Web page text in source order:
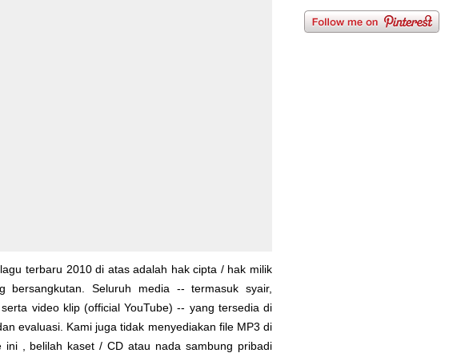
terbaru 2010 di atas adalah hak cipta / hak milik
Seluruh media -- termasuk syair,
video klip (official YouTube) -- yang tersedia di
evaluasi. Kami juga tidak menyediakan file MP3 di
, belilah kaset / CD atau nada sambung pribadi